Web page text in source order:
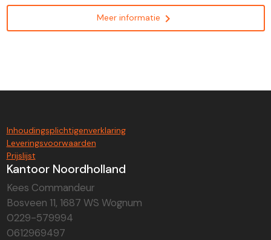
Meer informatie chevron_right
Inhoudingsplichtigenverklaring
Leveringsvoorwaarden
Prijslijst
Kantoor Noordholland
Kees Commandeur
Bosveen 11, 1687 WS Wognum
0229-579994
0612969497